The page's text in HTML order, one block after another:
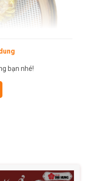
Thịt gà nấu xíu mại
bạn nhé!